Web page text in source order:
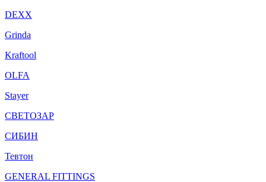
DEXX
Grinda
Kraftool
OLFA
Stayer
СВЕТОЗАР
СИБИН
Тевтон
GENERAL FITTINGS